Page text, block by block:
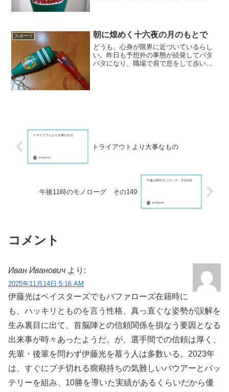
スポーツ 朝に煌めく十六夜の月のもとで
どうも、心身が限界に近づいているらし
い。昨日も予想外の事態が続発してバタ
バタになり、職場で肩で息をして歩いて
トライアウトより大事なもの
午後11時のモノローグ その149
コメント
Иван Иванович より:
2025年11月14日 5:16 AM
伊藤光はベイスターズでもバファローズ在籍時に
も、ハッキリとものを言う性格、真っ直ぐな姿勢が誤解を
生み裏目に出て、首脳陣との信頼関係を損なう要因となる
出来事が時々あったようだ。が、選手間での信頼は厚く、
先輩・後輩を問わず伊藤光を慕う人は多数いる。2023年
は、すぐにブチ切れる癇癪持ちの気難しいバウアーとバッ
テリーを組み、10勝を導いた実績があるくらいだから優